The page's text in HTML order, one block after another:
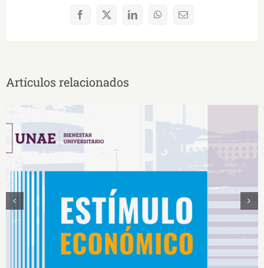
Facebook
X LinkedInWhatsAppCorreo
Artículos relacionados
Estímulos Económicos para Deportistas de Alto
Rendimiento IS2026